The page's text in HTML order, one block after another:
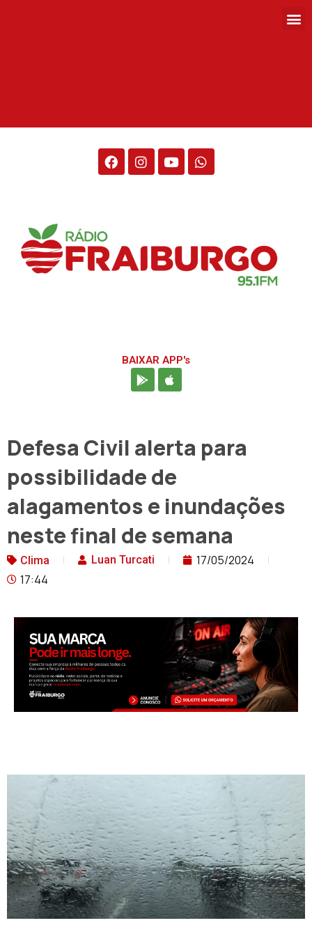
BAIXAR APP's
Defesa Civil alerta para
possibilidade de
alagamentos e inundações
neste final de semana
Clima Luan Turcati
17/05/2024
17:44